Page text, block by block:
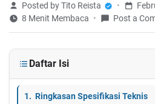
Posted by Tito Reista
8 Menit Membaca
Post a
Daftar Isi
Ringkasan Spesifikasi Teknis